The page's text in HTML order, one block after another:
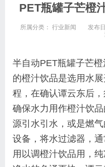
PET瓶罐子芒橙
所属分类： 行业新闻 发布
半自动PET瓶罐子芒
的橙汁饮品是选用水
程，在确认谭云东后
确保水力用作橙汁饮
源引水引水，或是燃
设备，将水过滤器，
用以调橙汁饮品用，